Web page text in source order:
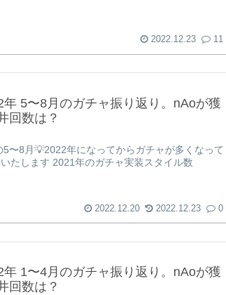
2022.12.23 11
年 5〜8月のガチャ振り返り。nAoが獲
回数は？
〜8月💡2022年になってからガチャが多くなって
たします 2021年のガチャ実装スタイル数
2022.12.20 2022.12.23 0
年 1〜4月のガチャ振り返り。nAoが獲
回数は？